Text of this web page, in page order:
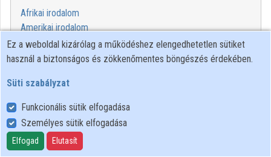
Afrikai irodalom
Amerikai irodalom
Ausztronéz irodalom
Ázsiai irodalom
Görög irodalom
Írásművészet
Irodalomkritika
Összehasonlító irodalom
Ez a weboldal kizárólag a működéshez elengedhetetlen sütiket
használ a biztonságos és zökkenőmentes böngészés érdekében.
Süti szabályzat
Funkcionális sütik elfogadása
Személyes sütik elfogadása
Elfogad Elutasít